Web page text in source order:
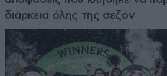
διάρκεια όλης της σεζόν